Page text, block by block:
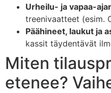
Urheilu- ja vapaa-
treenivaatteet (esim.
Päähineet, laukut ja
kassit täydentävät
Miten
etenee?